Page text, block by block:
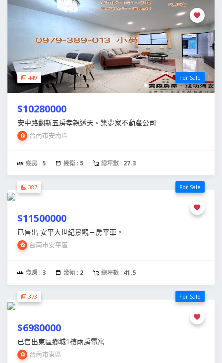
449 For Sale
$10280000
安中路翻新五房孝親透天。築夢家不動產公司
台南市安南區
幾房 : 5 幾衛 : 5 總坪數 : 27.3
387 For Sale
$11500000
已售出 安平大世紀景觀三房平車。
台南市安平區
幾房 : 3 幾衛 : 2 總坪數 : 41.5
373 For Sale
$6980000
已售出東區鄉城1樓兩房電寓
台南市東區